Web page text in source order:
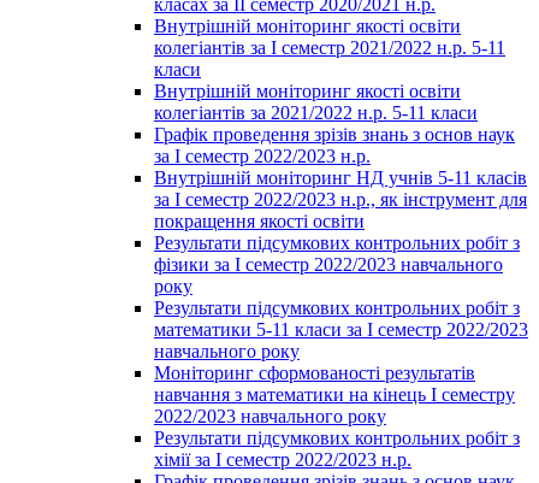
класах за ІІ семестр 2020/2021 н.р.
Внутрішній моніторинг якості освіти
колегіантів за І семестр 2021/2022 н.р. 5-11
класи
Внутрішній моніторинг якості освіти
колегіантів за 2021/2022 н.р. 5-11 класи
Графік проведення зрізів знань з основ наук
за І семестр 2022/2023 н.р.
Внутрішній моніторинг НД учнів 5-11 класів
за І семестр 2022/2023 н.р., як інструмент для
покращення якості освіти
Результати підсумкових контрольних робіт з
фізики за І семестр 2022/2023 навчального
року
Результати підсумкових контрольних робіт з
математики 5-11 класи за І семестр 2022/2023
навчального року
Моніторинг сформованості результатів
навчання з математики на кінець І семестру
2022/2023 навчального року
Результати підсумкових контрольних робіт з
хімії за І семестр 2022/2023 н.р.